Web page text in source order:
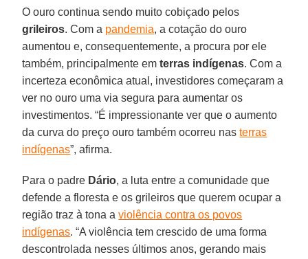
O ouro continua sendo muito cobiçado pelos
grileiros. Com a pandemia, a cotação do ouro
aumentou e, consequentemente, a procura por ele
também, principalmente emterras indígenas. Com a
incerteza econômica atual, investidores começaram a
ver no ouro uma via segura para aumentar os
investimentos. “É impressionante ver que o aumento
da curva do preço ouro também ocorreu nasterras
indígenas”, afirma.
Para o padre Dário, a luta entre a comunidade que
defende a floresta e os grileiros que querem ocupar a
região traz à tona aviolência contra os povos
indígenas. “A violência tem crescido de uma forma
descontrolada nesses últimos anos, gerando mais